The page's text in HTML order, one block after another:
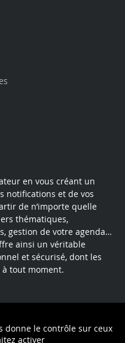
donne le contrôle sur ceux
activer
en vous créant un
notifications et de vos
de n’importe quelle
thématiques,
gestion de votre agenda…
ainsi un véritable
et sécurisé, dont les
tout moment.